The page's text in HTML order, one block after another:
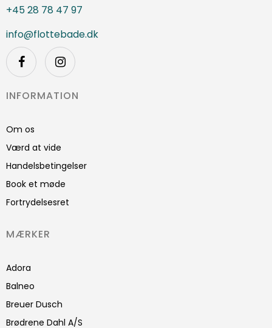
+45 28 78 47 97
info@flottebade.dk
INFORMATION
Om os
Værd at vide
Handelsbetingelser
Book et møde
Fortrydelsesret
MÆRKER
Adora
Balneo
Breuer Dusch
Brødrene Dahl A/S